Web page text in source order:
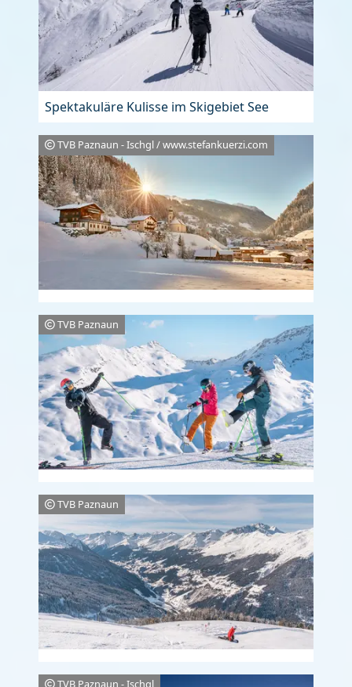
Spektakuläre Kulisse im Skigebiet See
TVB Paznaun - Ischgl / www.stefankuerzi.com
TVB Paznaun
TVB Paznaun
TVB Paznaun - Ischgl